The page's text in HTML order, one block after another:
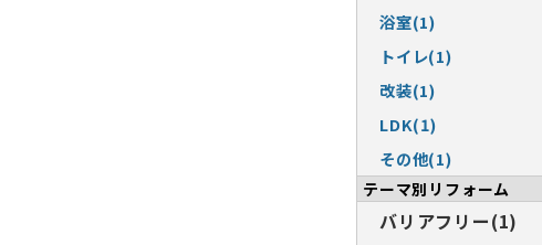
浴室(1)
トイレ(1)
改装(1)
LDK(1)
その他(1)
テーマ別リフォーム
バリアフリー(1)